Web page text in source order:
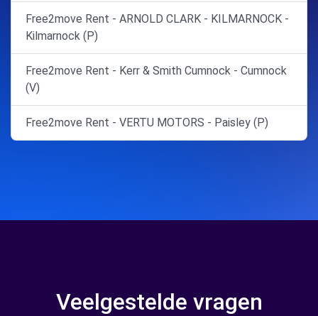
Free2move Rent - ARNOLD CLARK - KILMARNOCK -
Kilmarnock (P)
Free2move Rent - Kerr & Smith Cumnock - Cumnock
(V)
Free2move Rent - VERTU MOTORS - Paisley (P)
Veelgestelde vragen